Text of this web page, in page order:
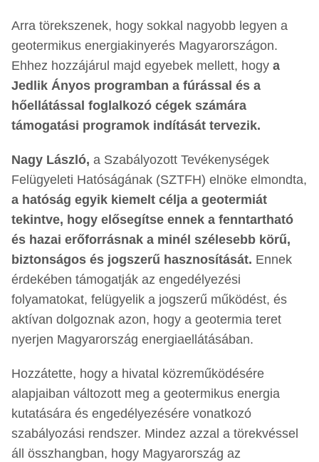
Arra törekszenek, hogy sokkal nagyobb legyen a
geotermikus energiakinyerés Magyarországon.
Ehhez hozzájárul majd egyebek mellett, hogy a
Jedlik Ányos programban a fúrással és a
hőellátással foglalkozó cégek számára
támogatási programok indítását tervezik.
Nagy László, a Szabályozott Tevékenységek
Felügyeleti Hatóságának (SZTFH) elnöke elmondta,
a hatóság egyik kiemelt célja a geotermiát
tekintve, hogy elősegítse ennek a fenntartható
és hazai erőforrásnak a minél szélesebb körű,
biztonságos és jogszerű hasznosítását. Ennek
érdekében támogatják az engedélyezési
folyamatokat, felügyelik a jogszerű működést, és
aktívan dolgoznak azon, hogy a geotermia teret
nyerjen Magyarország energiaellátásában.
Hozzátette, hogy a hivatal közreműködésére
alapjaiban változott meg a geotermikus energia
kutatására és engedélyezésére vonatkozó
szabályozási rendszer. Mindez azzal a törekvéssel
áll összhangban, hogy Magyarország az